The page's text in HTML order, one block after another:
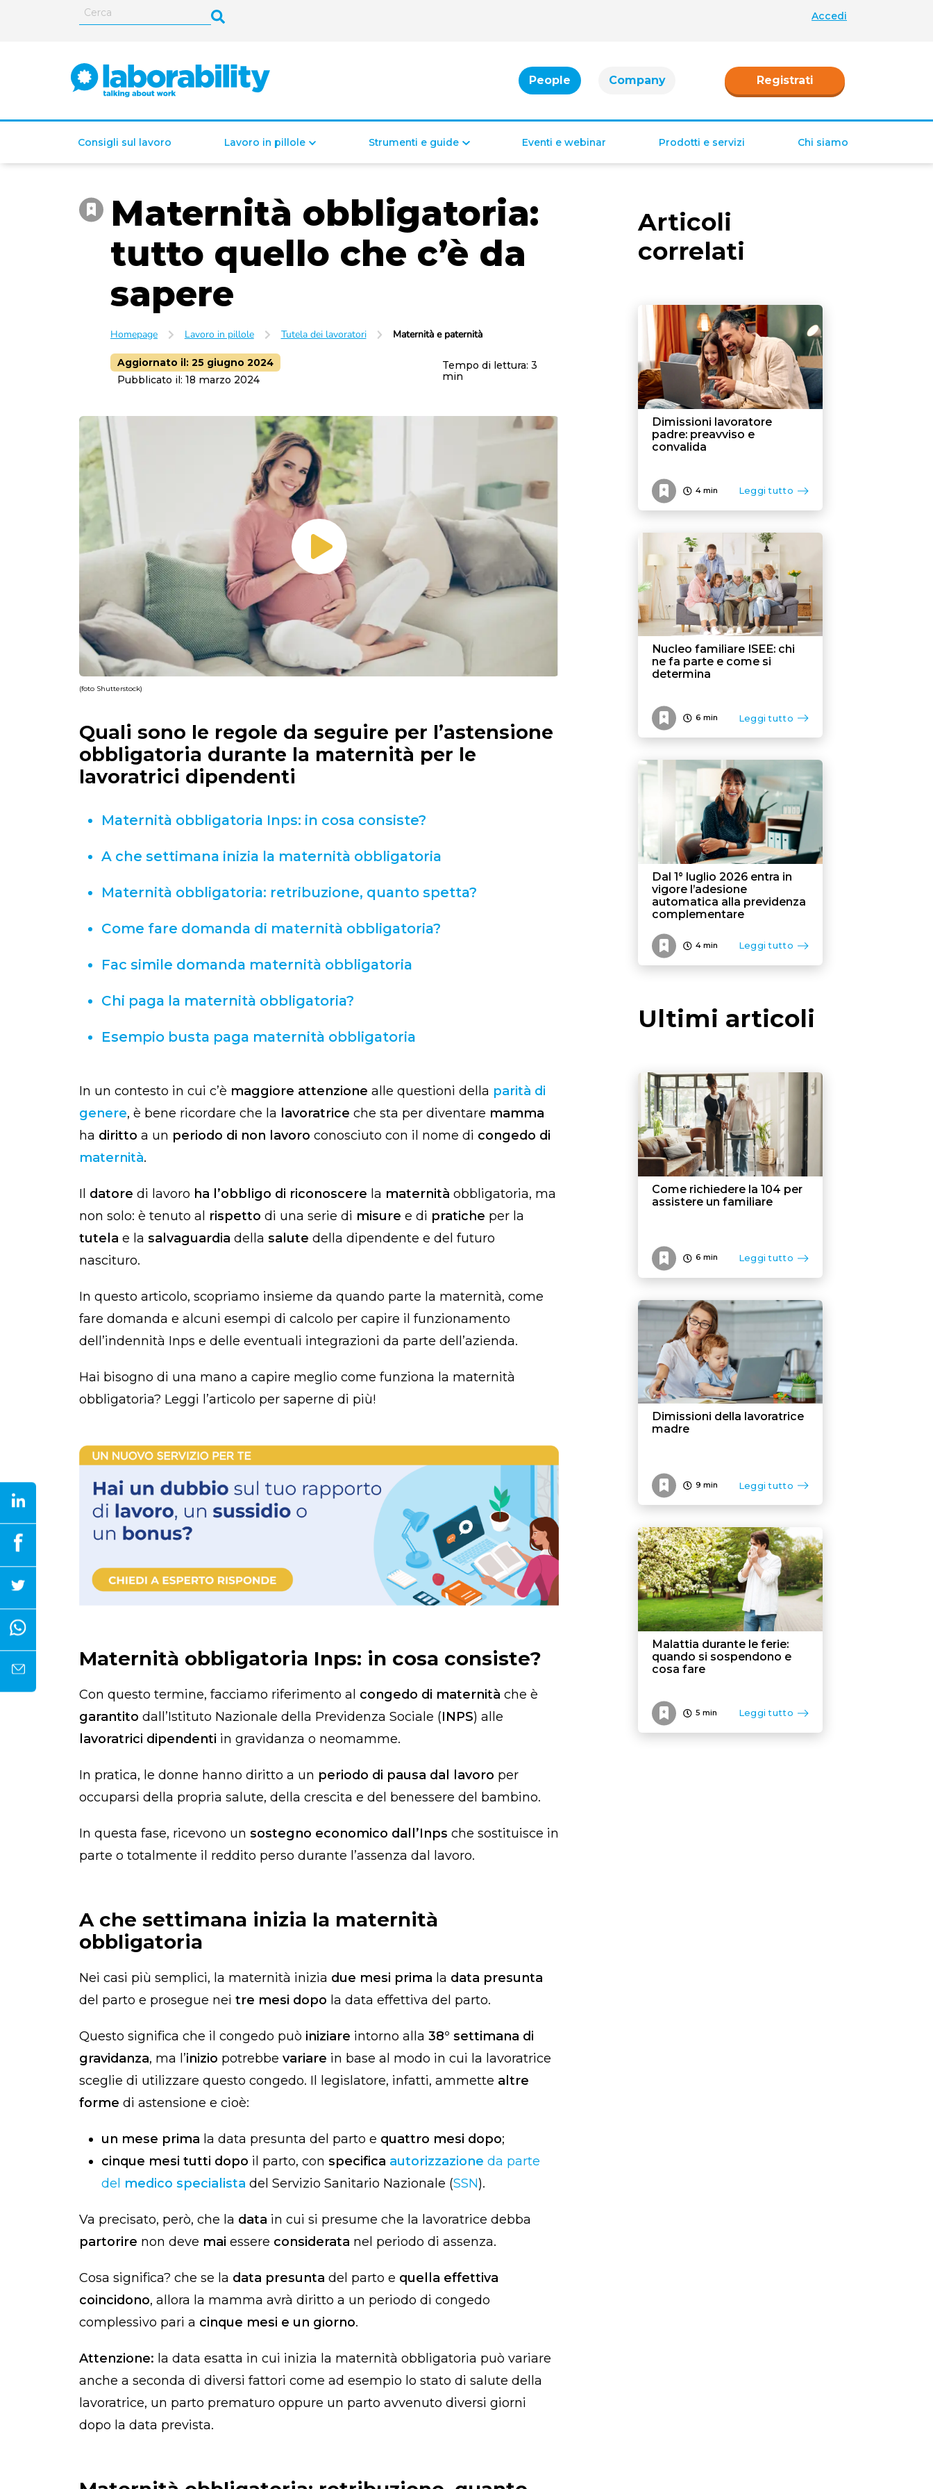
Accedi
People Company Registrati
Consigli sul lavoro Lavoro in pillole
ISEE (Indicatore della
Situazione Economica
Indennità di disoccupazione
Bonus per la casa
Bonus per il lavoro
Tredicesima e
TFR
Lavoro autonomo
Orario di lavoro
Luogo di lavoro
Licenziamento
Malattia
Fringe benefit
Flexible benefit
Strumenti e guide Eventi e webinar Prodotti e servizi Chi siamo
Maternità obbligatoria:
tutto quello che c’è da
sapere
Homepage Lavoro in pillole Tutela dei lavoratori Maternità e paternità
Aggiornato il: 25 giugno 2024
Pubblicato il: 18 marzo 2024
Tempo di lettura: 3
min
(foto Shutterstock)
Quali sono le regole da seguire per l’astensione
obbligatoria durante la maternità per le
lavoratrici dipendenti
Maternità obbligatoria Inps: in cosa consiste?
A che settimana inizia la maternità obbligatoria
Maternità obbligatoria: retribuzione, quanto spetta?
Come fare domanda di maternità obbligatoria?
Fac simile domanda maternità obbligatoria
Chi paga la maternità obbligatoria?
Esempio busta paga maternità obbligatoria
In un contesto in cui c’è maggiore attenzione alle questioni della parità di
genere, è bene ricordare che la lavoratrice che sta per diventare mamma
ha diritto a un periodo di non lavoro conosciuto con il nome di congedo di
maternità.
Il datore di lavoro ha l’obbligo di riconoscere la maternità obbligatoria, ma
non solo: è tenuto al rispetto di una serie di misure e di pratiche per la
tutela e la salvaguardia della salute della dipendente e del futuro
nascituro.
In questo articolo, scopriamo insieme da quando parte la maternità, come
fare domanda e alcuni esempi di calcolo per capire il funzionamento
dell’indennità Inps e delle eventuali integrazioni da parte dell’azienda.
Hai bisogno di una mano a capire meglio come funziona la maternità
obbligatoria? Leggi l’articolo per saperne di più!
Maternità obbligatoria Inps: in cosa consiste?
Con questo termine, facciamo riferimento al congedo di maternità che è
garantito dall’Istituto Nazionale della Previdenza Sociale (INPS) alle
lavoratrici dipendenti in gravidanza o neomamme.
In pratica, le donne hanno diritto a un periodo di pausa dal lavoro per
occuparsi della propria salute, della crescita e del benessere del bambino.
In questa fase, ricevono un sostegno economico dall’Inps che sostituisce in
parte o totalmente il reddito perso durante l’assenza dal lavoro.
A che settimana inizia la maternità
obbligatoria
Nei casi più semplici, la maternità inizia due mesi prima la data presunta
del parto e prosegue nei tre mesi dopo la data effettiva del parto.
Questo significa che il congedo può iniziare intorno alla 38° settimana di
gravidanza, ma l’inizio potrebbe variare in base al modo in cui la lavoratrice
sceglie di utilizzare questo congedo. Il legislatore, infatti, ammette altre
forme di astensione e cioè:
un mese prima la data presunta del parto e quattro mesi dopo;
cinque mesi tutti dopo il parto, con specifica autorizzazione da parte
del medico specialista del Servizio Sanitario Nazionale (SSN).
Va precisato, però, che la data in cui si presume che la lavoratrice debba
partorire non deve mai essere considerata nel periodo di assenza.
Cosa significa? che se la data presunta del parto e quella effettiva
coincidono, allora la mamma avrà diritto a un periodo di congedo
complessivo pari a cinque mesi e un giorno.
Attenzione: la data esatta in cui inizia la maternità obbligatoria può variare
anche a seconda di diversi fattori come ad esempio lo stato di salute della
lavoratrice, un parto prematuro oppure un parto avvenuto diversi giorni
dopo la data prevista.
Articoli
correlati
Dimissioni lavoratore
padre: preavviso e
convalida
4 min Leggi tutto
Nucleo familiare ISEE: chi
ne fa parte e come si
determina
6 min Leggi tutto
Dal 1° luglio 2026 entra in
vigore l’adesione
automatica alla previdenza
complementare
4 min Leggi tutto
Ultimi articoli
Come richiedere la 104 per
assistere un familiare
6 min Leggi tutto
Dimissioni della lavoratrice
madre
9 min Leggi tutto
Malattia durante le ferie:
quando si sospendono e
cosa fare
5 min Leggi tutto